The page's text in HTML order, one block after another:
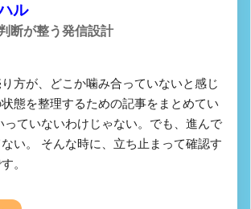
ル
断が整う発信設計
方が、どこか噛み合っていないと感じ
態を整理するための記事をまとめてい
っていないわけじゃない。でも、進んで
い。 そんな時に、立ち止まって確認す
。